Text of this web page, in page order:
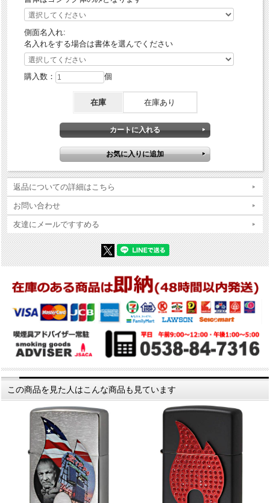
側面名入れ:
名入れをする場合は書体を選んでください
購入数： 個
在庫 在庫あり
返品についての詳細はこちら
お問い合わせ
友達にメールですすめる
この商品を見た人はこんな商品も見ています